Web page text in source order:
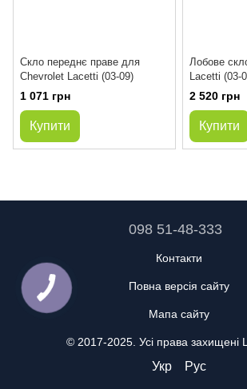
Скло переднє праве для
Chevrolet Lacetti (03-09)
1 071 грн
Купити
Лобове
Lacetti (03-
2 520 грн
Купити
098 51-48-333
Контакти
Повна версія сайту
Мапа сайту
© 2017-2025. Усі права захищені
Укр Рус